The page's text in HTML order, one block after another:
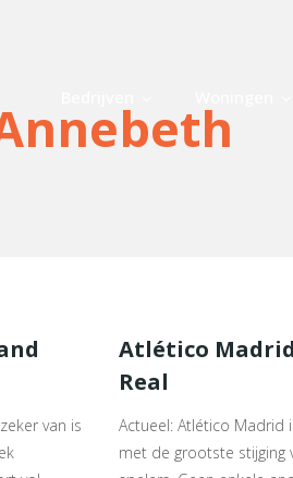
van is
Atlético
Real
Actueel: Atlético Madrid
met de grootste stijging